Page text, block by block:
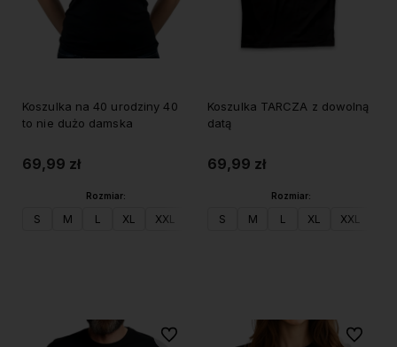
Koszulka na 40 urodziny 40
to nie dużo damska
69,99 zł
Rozmiar:
S M L XL XXL
Koszulka TARCZA z dowolną
datą
69,99 zł
Rozmiar:
S M L XL XXL
Do ulubionych Do